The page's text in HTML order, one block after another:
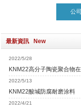
公
最新資訊 New
2022/5/28
KNM22高分子陶瓷聚合物在
2022/5/13
KNM22酸堿防腐耐磨涂料
2022/4/21